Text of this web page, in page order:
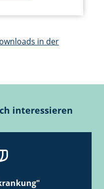
in der
interessieren